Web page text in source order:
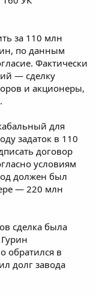
за 110 млн
по данным
Фактически
— сделку
и акционеры,
для
задаток в 110
договор
условиям
должен был
— 220 млн
сделка была
обратился в
долг завода